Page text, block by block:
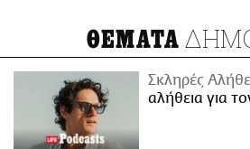
ΘΕΜΑΤΑ
Σκληρές
αλήθεια για